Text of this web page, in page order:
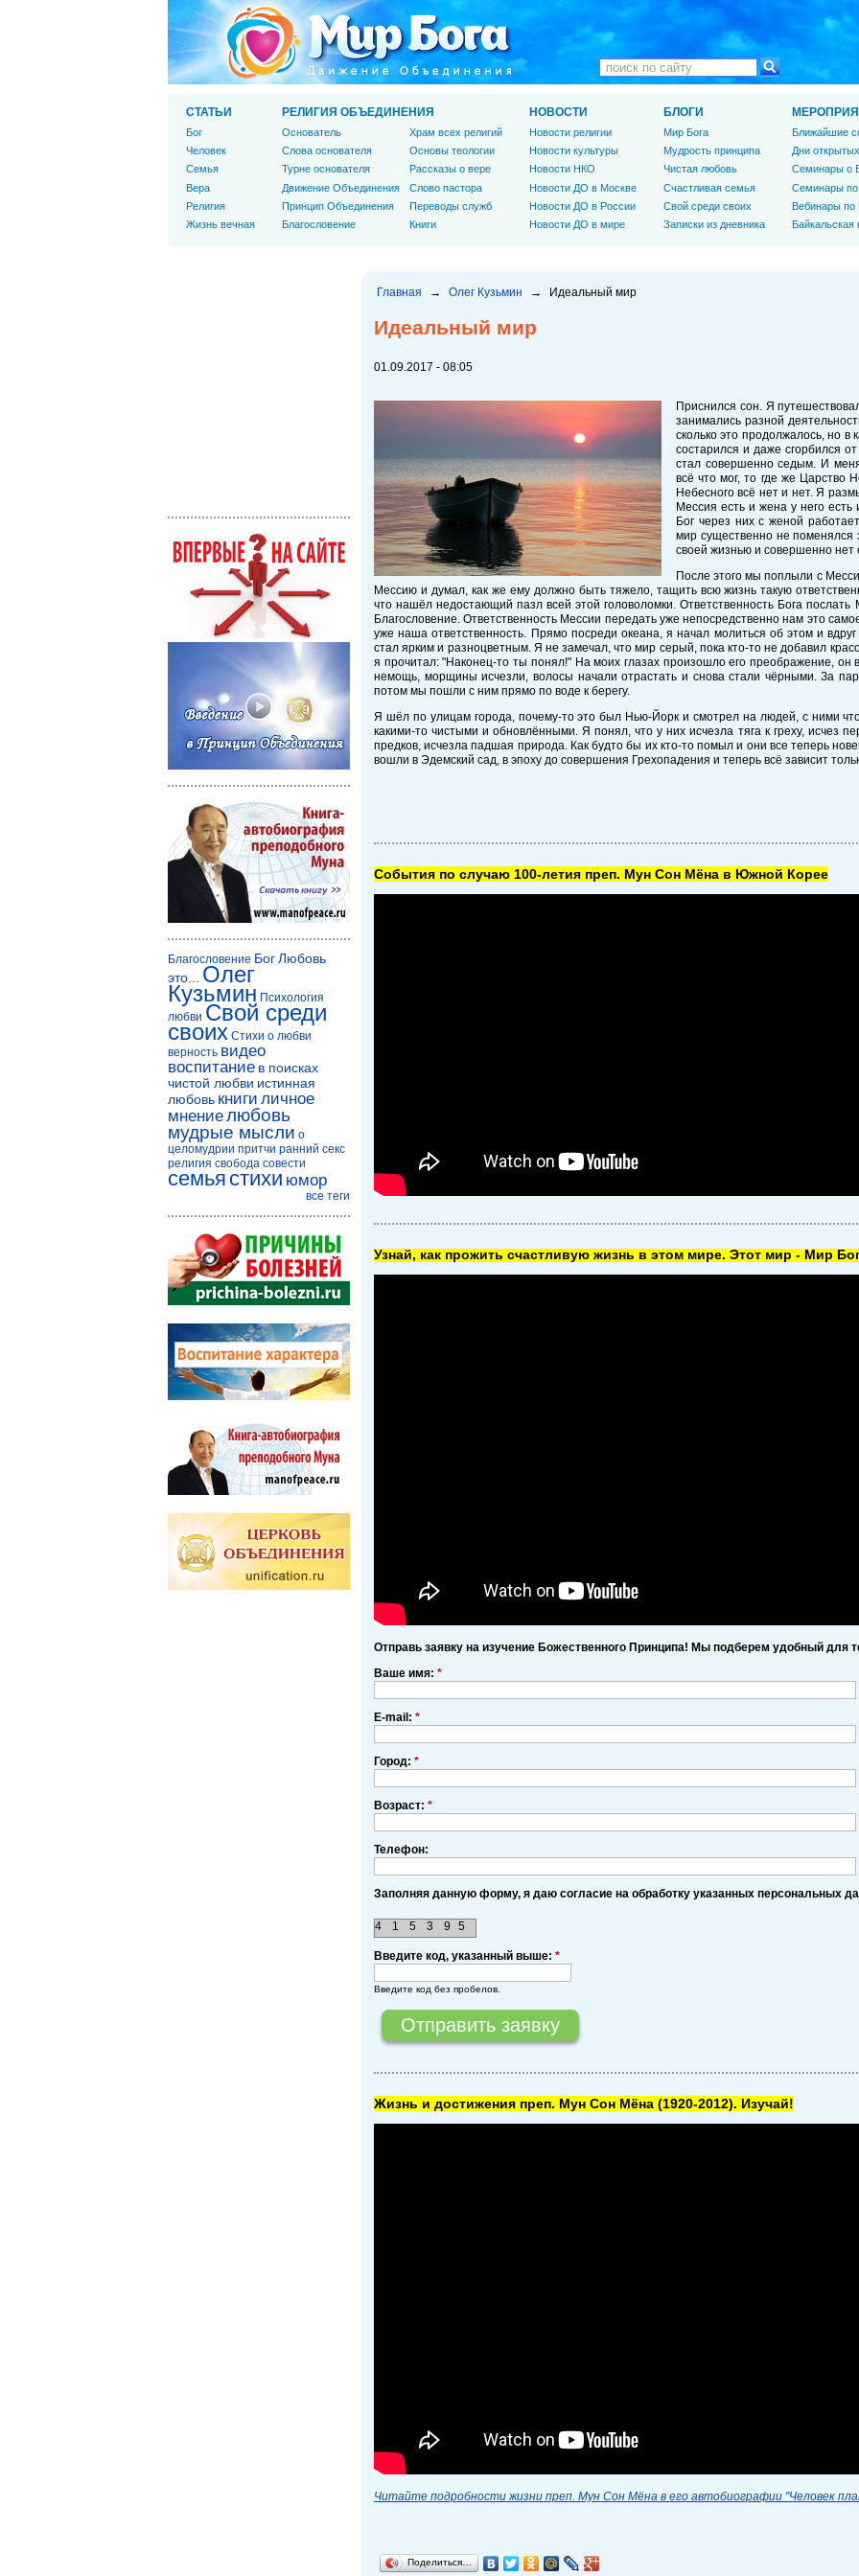
Главная → Олег Кузьмин → Идеальный мир
Идеальный мир
01.09.2017 - 08:05
Приснился сон. Я
занимались разной
сколько это продолжалось, но в
состарился и даже сгорбился
стал совершенно седым. И
всё что мог, то где же Царство
Небесного всё нет и нет. Я
Мессия есть и жена у него
Бог через них с женой
мир существенно не поменялся
своей жизнью и совершенно нет
После этого мы поплыли с
Мессию и думал, как же ему должно быть тяжело, тащить всю жизнь такую
что нашёл недостающий пазл всей этой головоломки. Ответственность Бога
Благословение. Ответственность Мессии передать уже непосредственно нам это
уже наша ответственность. Прямо посреди океана, я начал молиться об этом и
стал ярким и разноцветным. Я не замечал, что мир серый, пока кто-то не добавил
я прочитал: "Наконец-то ты понял!" На моих глазах произошло его преображение, он
немощь, морщины исчезли, волосы начали отрастать и снова стали чёрными. За
потом мы пошли с ним прямо по воде к берегу.
Я шёл по улицам города, почему-то это был Нью-Йорк и смотрел на людей, с ними
какими-то чистыми и обновлёнными. Я понял, что у них исчезла тяга к греху, исчез
предков, исчезла падшая природа. Как будто бы их кто-то помыл и они все теперь
вошли в Эдемский сад, в эпоху до совершения Грехопадения и теперь всё зависит
Cобытия по случаю 100-летия преп. Мун Сон Мёна в Южной Корее
Узнай, как прожить счастливую жизнь в этом мире. Этот мир - Мир
Отправь заявку на изучение Божественного Принципа! Мы подберем удобный для
Ваше имя: *
E-mail: *
Город: *
Возраст: *
Телефон:
Заполняя данную форму, я даю согласие на обработку указанных персональных
9
3
5
1
4 5
Введите код, указанный выше: *
Введите код без пробелов.
Жизнь и достижения преп. Мун Сон Мёна (1920-2012). Изучай!
Читайте подробности жизни преп. Мун Сон Мёна в его автобиографии "Человек
Поделиться…
СТАТЬИ
Бог
Человек
Cемья
Вера
Религия
Жизнь вечная
РЕЛИГИЯ ОБЪЕДИНЕНИЯ
Основатель
Слова основателя
Турне основателя
Движение Объединения
Принцип Объединения
Благословение
Храм всех религий
Основы теологии
Рассказы о вере
Слово пастора
Переводы служб
Книги
НОВОСТИ
Новости религии
Новости культуры
Новости НКО
Новости ДО в Москве
Новости ДО в России
Новости ДО в мире
БЛОГИ
Мир Бога
Мудрость принципа
Чистая любовь
Счастливая семья
Свой среди своих
Записки из дневника
Ближайшие
Дни
Семинары о
Семинары
Вебинары по
Байкальская
Благословение БогЛюбовь
это...
Олег
Кузьмин Психология
любви Свой среди
своих Стихи о любви
верность видео
воспитание в поисках
чистой любви истинная
любовь книги личное
мнениелюбовь
мудрые мысли о
целомудрии притчи ранний секс
религия свобода совести
семья стихи юмор
все теги